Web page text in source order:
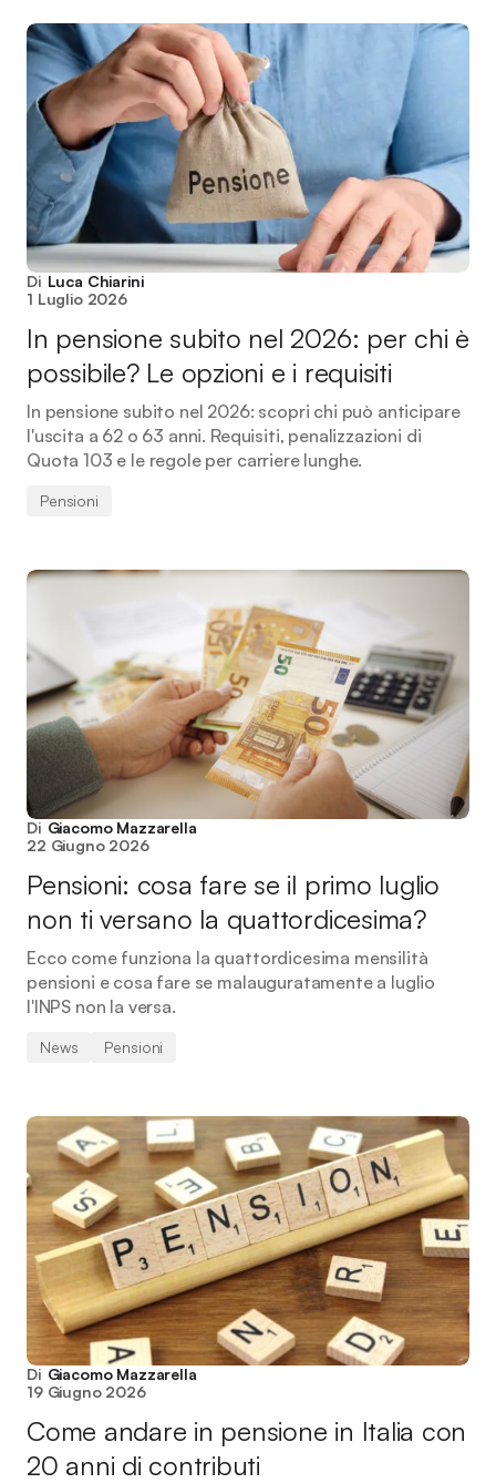
Di Luca Chiarini
1 Luglio 2026
In pensione subito nel 2026: per chi è
possibile? Le opzioni e i requisiti
In pensione subito nel 2026: scopri chi può anticipare
l'uscita a 62 o 63 anni. Requisiti, penalizzazioni di
Quota 103 e le regole per carriere lunghe.
Pensioni
Di Giacomo Mazzarella
22 Giugno 2026
Pensioni: cosa fare se il primo luglio
non ti versano la quattordicesima?
Ecco come funziona la quattordicesima mensilità
pensioni e cosa fare se malauguratamente a luglio
l'INPS non la versa.
News Pensioni
Di Giacomo Mazzarella
19 Giugno 2026
Come andare in pensione in Italia con
20 anni di contributi